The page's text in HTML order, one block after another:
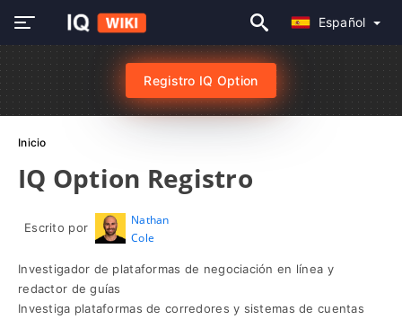
Español
Registro IQ Option
Inicio
IQ Option Registro
Escrito por
Nathan
Cole
Investigador de plataformas de negociación en línea y
redactor de guías
Investiga plataformas de corredores y sistemas de cuentas